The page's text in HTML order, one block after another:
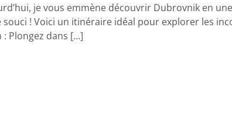
je vous emmène découvrir Dubrovnik en
souci ! Voici un itinéraire idéal pour explorer les
: Plongez dans […]